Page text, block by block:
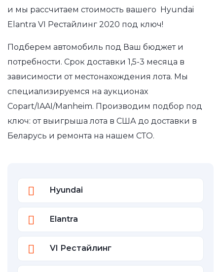
и мы рассчитаем стоимость вашего Hyundai
Elantra VI Рестайлинг 2020 под ключ!
Подберем автомобиль под Ваш бюджет и
потребности. Срок доставки 1,5-3 месяца в
зависимости от местонахождения лота. Мы
специализируемся на аукционах
Copart/IAAI/Manheim. Производим подбор под
ключ: от выигрыша лота в США до доставки в
Беларусь и ремонта на нашем СТО.
Hyundai
Elantra
VI Рестайлинг